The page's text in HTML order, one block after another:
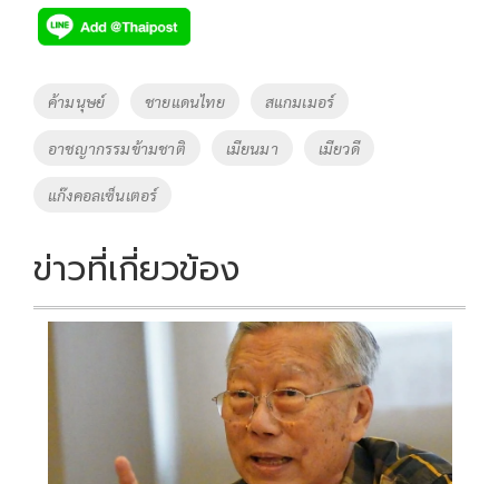
e
b
o
k
tt
er
p
y
Li
n
k
Tags
ค้ามนุษย์ ชายแดนไทย สแกมเมอร์
อาชญากรรมข้ามชาติ เมียนมา เมียวดี
แก๊งคอลเซ็นเตอร์
ข่าวที่เกี่ยวข้อง